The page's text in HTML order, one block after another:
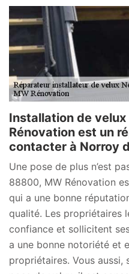
Installation de
Rénovation est un
contacter à Norroy
Une pose de plus n’est
88800, MW Rénovation
qui a une bonne
qualité. Les propriétaires
confiance et sollicitent
a une bonne notoriété et
propriétaires. Vous